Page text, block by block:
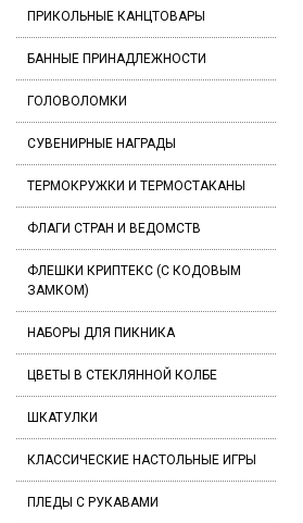
ПРИКОЛЬНЫЕ КАНЦТОВАРЫ
БАННЫЕ ПРИНАДЛЕЖНОСТИ
ГОЛОВОЛОМКИ
СУВЕНИРНЫЕ НАГРАДЫ
ТЕРМОКРУЖКИ И ТЕРМОСТАКАНЫ
ФЛАГИ СТРАН И ВЕДОМСТВ
ФЛЕШКИ КРИПТЕКС (С КОДОВЫМ
ЗАМКОМ)
НАБОРЫ ДЛЯ ПИКНИКА
ЦВЕТЫ В СТЕКЛЯННОЙ КОЛБЕ
ШКАТУЛКИ
КЛАССИЧЕСКИЕ НАСТОЛЬНЫЕ ИГРЫ
ПЛЕДЫ С РУКАВАМИ